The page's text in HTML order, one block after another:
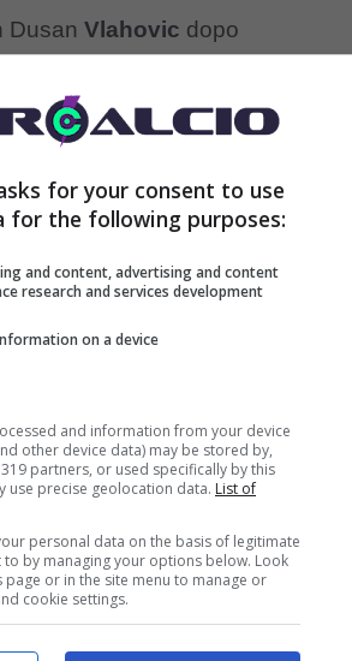
Dusan Vlahovic dopo
ma anche fino ad arrivare a
o forse anche meno,
for your consent to use
for the following purposes:
and content, advertising and content
research and services development
on a device
and information from your device
other device data) may be stored by,
partners, or used specifically by this
use precise geolocation data. List of
personal data on the basis of legitimate
to by managing your options below. Look
or in the site menu to manage or
cookie settings.